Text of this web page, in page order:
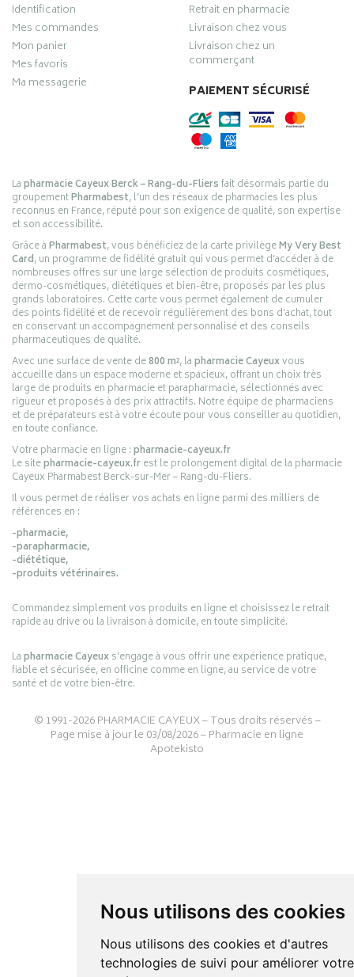
Nous utilisons des cookies
Nous utilisons des cookies et d'autres
technologies de suivi pour améliorer votre
Identification
Mes commandes
Mon panier
Mes favoris
Ma messagerie
Retrait en pharmacie
Livraison chez vous
Livraison chez un
commerçant
PAIEMENT SÉCURISÉ
Lapharmacie Cayeux Berck – Rang-du-Fliersfait désormais partie du
groupementPharmabest, l’un des réseaux de pharmacies les plus
reconnus en France, réputé pour son exigence de qualité, son expertise
et son accessibilité.
Grâce àPharmabest, vous bénéficiez de la carte privilègeMy Very Best
Card, un programme de fidélité gratuit qui vous permet d’accéder à de
nombreuses offres sur une large sélection de produits cosmétiques,
dermo-cosmétiques, diététiques et bien-être, proposés par les plus
grands laboratoires. Cette carte vous permet également de cumuler
des points fidélité et de recevoir régulièrement des bons d’achat, tout
en conservant un accompagnement personnalisé et des conseils
pharmaceutiques de qualité.
Avec une surface de vente de800 m², lapharmacie Cayeuxvous
accueille dans un espace moderne et spacieux, offrant un choix très
large de produits en pharmacie et parapharmacie, sélectionnés avec
rigueur et proposés à des prix attractifs. Notre équipe de pharmaciens
et de préparateurs est à votre écoute pour vous conseiller au quotidien,
en toute confiance.
Votre pharmacie en ligne :pharmacie-cayeux.fr
Le sitepharmacie-cayeux.frest le prolongement digital de la pharmacie
Cayeux Pharmabest Berck-sur-Mer – Rang-du-Fliers.
Il vous permet de réaliser vos achats en ligne parmi des milliers de
références en :
-pharmacie,
-parapharmacie,
-diététique,
-produits vétérinaires.
Commandez simplement vos produits en ligne et choisissez le retrait
rapide au drive ou la livraison à domicile, en toute simplicité.
Lapharmacie Cayeuxs’engage à vous offrir une expérience pratique,
fiable et sécurisée, en officine comme en ligne, au service de votre
santé et de votre bien-être.
© 1991-2026PHARMACIE CAYEUX– Tous droits réservés –
Page mise à jour le 03/08/2026 –Pharmacie en ligne
Apotekisto